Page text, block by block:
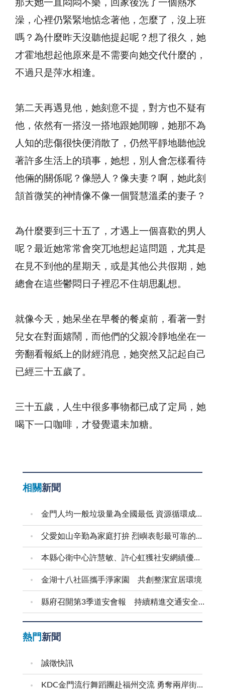
那天她一直悶悶不樂，回家後洗了一個熱水
澡，心裡仍緊緊地惦念著他，怎麼了，沒上班
嗎？為什麼昨天沒聽他提起呢？想了很久，她
才霍地想起他原來是不需要向她交代什麼的，
不過只是萍水相逢。
第二天再遇見他，她刻意不提，對方也不疑有
他，依然有一搭沒一搭地跟她閒聊，她那不為
人知的悲傷很快便消散了，仍然平靜地聽他說
著許多生活上的瑣事，她想，別人會怎樣看待
他倆的關係呢？像戀人？像夫妻？啊，她此刻
頷首微笑的神情像不像一個賢慧溫柔的妻子？
為什麼要到三十五了，才遇上一個喜歡的男人
呢？最近她常常會突兀地想起這問題，尤其是
在見不到他的星期天，或是其他公共假期，她
總會在這些鬱悶日子裡忍不住胡思亂想。
就像今天，她呆坐在早餐的餐桌前，看著一對
兒女在對面嬉鬧，而他們的父親冷靜地坐在一
旁翻看報紙上的財經消息，她突然又記起自己
已經三十五歲了。
三十五歲，人生中很多事物都已成了定局，她
喝下一口咖啡，才發覺還未加糖。
相關新聞
金門人均一般垃圾量為全國最低 資源循環成果獲肯定 逐步邁向永續島嶼典範
父愛如山辛勤為家庭打拚 烈嶼表彰最可靠的父親
本縣心衛中心許慧敏、許心虹獲社安網績優表揚
金湖十八社區攜手淨家園 共創整潔宜居環境
縣府召開第3季道安會報 持續精進交通安全作為
熱門新聞
誠徵快訊
KDC金門流行舞蹈團赴福州交流 勇奪兩岸街舞賽三等獎